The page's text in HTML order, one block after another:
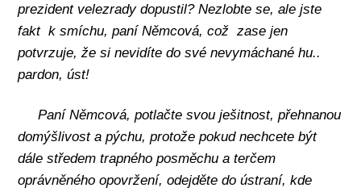
prezident velezrady dopustil? Nezlobte se, ale jste
fakt k smíchu, paní Němcová, což zase jen
potvrzuje, že si nevidíte do své nevymáchané hu..
pardon, úst!
Paní Němcová, potlačte svou ješitnost, přehnanou
domýšlivost a pýchu, protože pokud nechcete být
dále středem trapného posměchu a terčem
oprávněného opovržení, odejděte do ústraní, kde